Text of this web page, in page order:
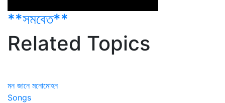
**সমবেত**
Related Topics
মন জানে মনোমোহন
Songs